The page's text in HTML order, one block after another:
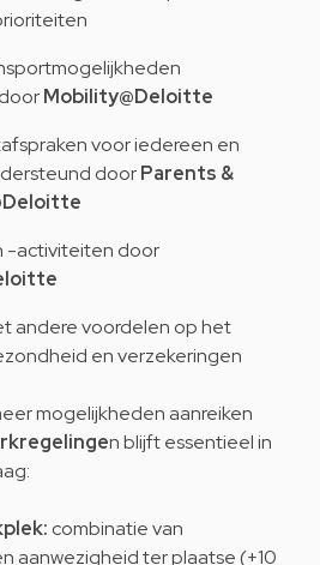
Mobility@Deloitte
voor iedereen en
doorParents &
-activiteiten door
andere voordelen op het
en verzekeringen
mogelijkheden aanreiken
n blijft essentieel in
combinatie van
aanwezigheid ter plaatse (+10